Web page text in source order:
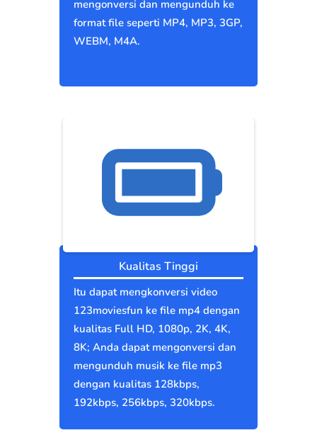
mengonversi dan mengunduh ke
format file seperti MP4, MP3, 3GP,
WEBM, M4A.
Kualitas Tinggi
Itu dapat mengkonversi video
123moviesfun ke file mp4 dengan
kualitas Full HD, 1080p, 2K, 4K,
8K; Anda dapat mengonversi dan
mengunduh musik ke file mp3
dengan kualitas 128kbps,
192kbps, 256kbps, 320kbps.